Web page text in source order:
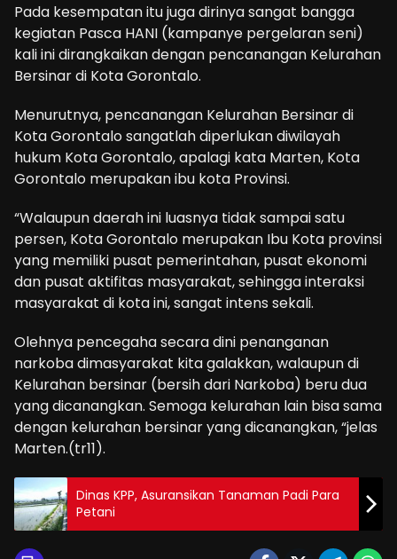
Pada kesempatan itu juga dirinya sangat bangga
kegiatan Pasca HANI (kampanye pergelaran seni)
kali ini dirangkaikan dengan pencanangan Kelurahan
Bersinar di Kota Gorontalo.
Menurutnya, pencanangan Kelurahan Bersinar di
Kota Gorontalo sangatlah diperlukan diwilayah
hukum Kota Gorontalo, apalagi kata Marten, Kota
Gorontalo merupakan ibu kota Provinsi.
“Walaupun daerah ini luasnya tidak sampai satu
persen, Kota Gorontalo merupakan Ibu Kota provinsi
yang memiliki pusat pemerintahan, pusat ekonomi
dan pusat aktifitas masyarakat, sehingga interaksi
masyarakat di kota ini, sangat intens sekali.
Olehnya pencegaha secara dini penanganan
narkoba dimasyarakat kita galakkan, walaupun di
Kelurahan bersinar (bersih dari Narkoba) beru dua
yang dicanangkan. Semoga kelurahan lain bisa sama
dengan kelurahan bersinar yang dicanangkan, “jelas
Marten.(tr11).
Dinas KPP, Asuransikan Tanaman Padi Para
Petani